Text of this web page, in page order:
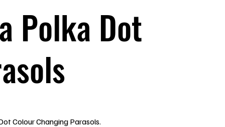
Polka Dot
Colour Changing Parasols.